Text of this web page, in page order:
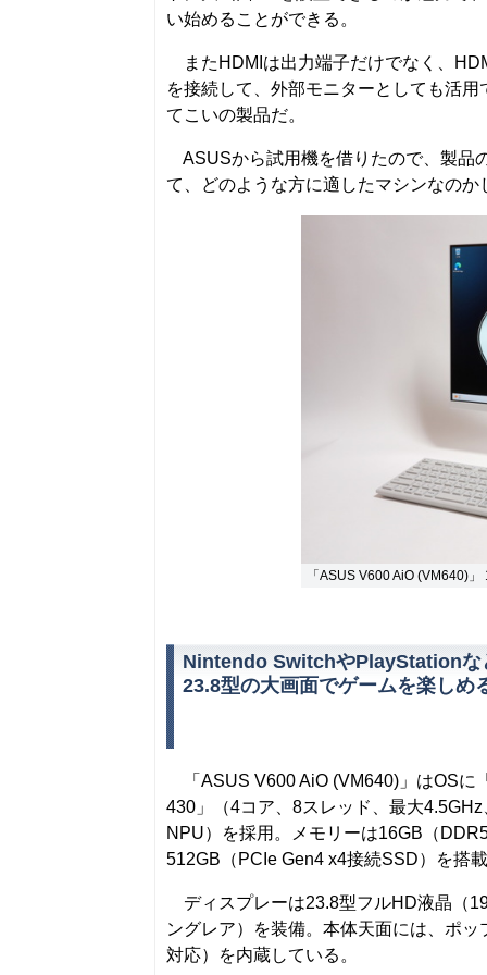
い始めることができる。
またHDMIは出力端子だけでなく、
を接続して、外部モニターとしても活
てこいの製品だ。
ASUSから試用機を借りたので、製品
て、どのような方に適したマシンなの
「ASUS V600 AiO (VM640)
Nintendo SwitchやPlayStationな
23.8型の大画面でゲームを楽しめ
「ASUS V600 AiO (VM640)」はOSに
430」（4コア、8スレッド、最大
NPU）を採用。メモリーは16GB（
512GB（PCIe Gen4 x4接続SSD）を搭
ディスプレーは23.8型フルHD液晶（
ングレア）を装備。本体天面には、ポ
対応）を内蔵している。